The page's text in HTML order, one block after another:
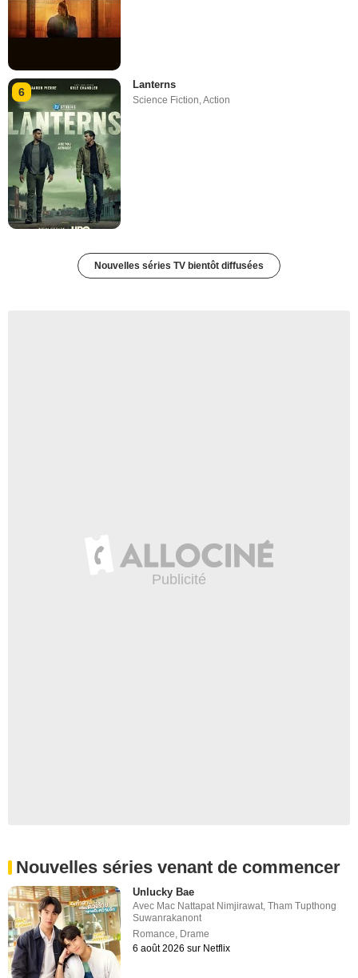
6
Lanterns
Science Fiction,Action
Nouvelles séries TV bientôt diffusées
Nouvelles séries venant de commencer
Unlucky Bae
Avec Mac Nattapat Nimjirawat,Tham Tupthong
Suwanrakanont
Romance, Drame
6 août 2026 sur Netflix